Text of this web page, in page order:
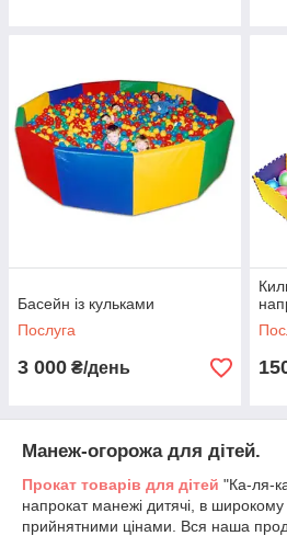
Басейн із кульками
Послуга
3 000 ₴/день
Манеж-огорожа для дітей.
Прокат товарів для дітей "Ка-ля-
напрокат манежі дитячі, в широкому
прийнятними цінами. Вся наша